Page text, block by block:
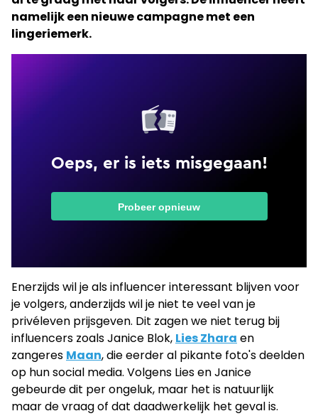
namelijk een nieuwe campagne met een
lingeriemerk.
Enerzijds wil je als influencer interessant blijven voor
je volgers, anderzijds wil je niet te veel van je
privéleven prijsgeven. Dit zagen we niet terug bij
influencers zoals Janice Blok, Lies Zhara en
zangeres Maan, die eerder al pikante foto's deelden
op hun social media. Volgens Lies en Janice
gebeurde dit per ongeluk, maar het is natuurlijk
maar de vraag of dat daadwerkelijk het geval is.